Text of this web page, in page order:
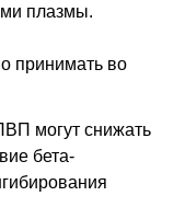
плазмы.
принимать во
могут снижать
бета-